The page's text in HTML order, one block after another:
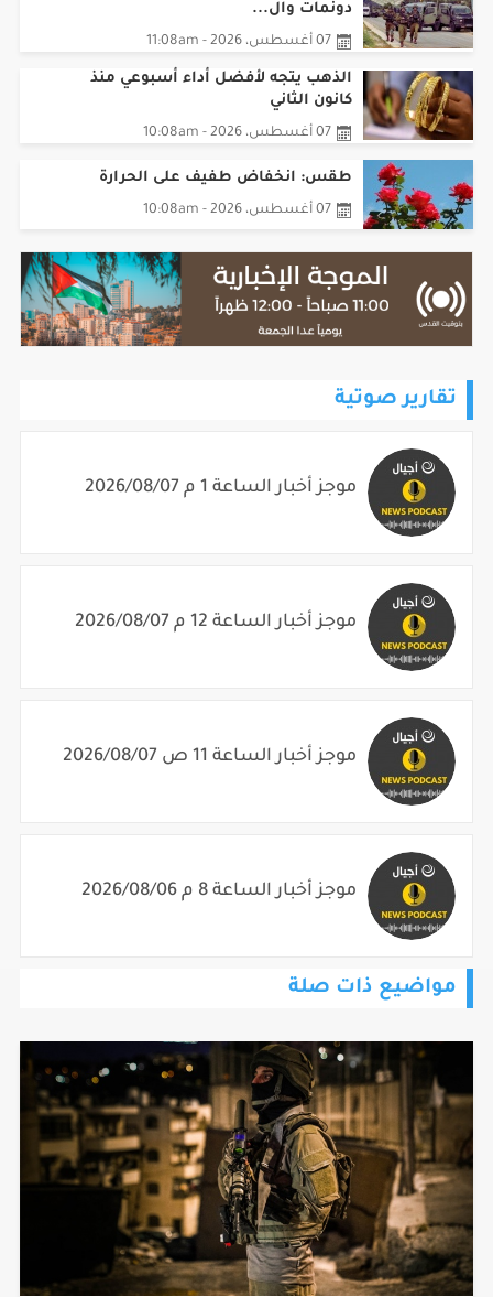
دونمات وال...
07 أغسطس، 2026 - 11:08am
الذهب يتجه لأفضل أداء أسبوعي منذ
كانون الثاني
07 أغسطس، 2026 - 10:08am
طقس: انخفاض طفيف على الحرارة
07 أغسطس، 2026 - 10:08am
تقارير صوتية
موجز أخبار الساعة 1 م 2026/08/07
موجز أخبار الساعة 12 م 2026/08/07
موجز أخبار الساعة 11 ص 2026/08/07
موجز أخبار الساعة 8 م 2026/08/06
مواضيع ذات صلة